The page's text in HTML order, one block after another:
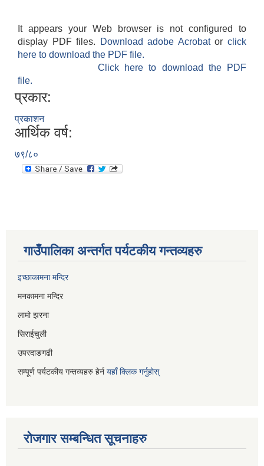
It appears your Web browser is not configured to
display PDF files.
Download adobe Acrobatorclick
here to download the PDF file.
Click here to download the PDF
file.
प्रकार:
प्रकाशन
आर्थिक वर्ष:
७९/८०
गाउँपालिका अन्तर्गत पर्यटकीय गन्तव्यहरु
इच्छाकामना मन्दिर
मनकामना मन्दिर
लामो झरना
सिराईचुली
उपरदाङगढी
सम्पूर्ण पर्यटकीय गन्तव्यहरु हेर्न यहाँ क्लिक गर्नुहोस्
रोजगार सम्बन्धित सूचनाहरु